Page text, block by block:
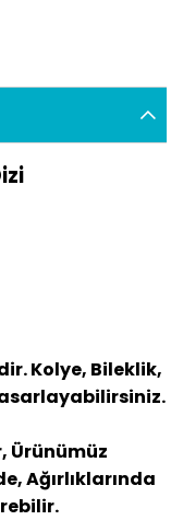
Kolye, Bileklik,
Ürünümüz
Ağırlıklarında